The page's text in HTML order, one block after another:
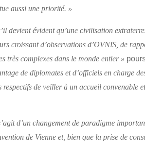
aussi une priorité. »
devient évident qu’une civilisation
croissant d’observations d’OVNIS, de
très complexes dans le monde entier »
de diplomates et d’officiels en charge
de veiller à un accueil convenable
d’un changement de paradigme
de Vienne et, bien que la prise de